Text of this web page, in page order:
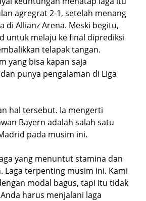
agregrat 2-1, setelah menang
di Allianz Arena. Meski begitu,
untuk melaju ke final diprediksi
telapak tangan.
yang bisa kapan saja
punya pengalaman di Liga
hal tersebut. Ia mengerti
Bayern adalah salah satu
pada musim ini.
yang menuntut stamina dan
Laga terpenting musim ini. Kami
modal bagus, tapi itu tidak
harus menjalani laga